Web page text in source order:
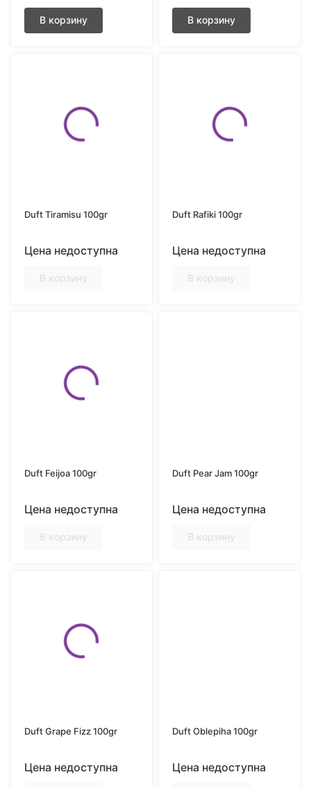
В корзину В корзину
Duft Tiramisu 100gr
Цена недоступна
В корзину
Duft Rafiki 100gr
Цена недоступна
В корзину
Duft Feijoa 100gr
Цена недоступна
В корзину
Duft Pear Jam 100gr
Цена недоступна
В корзину
Duft Grape Fizz 100gr
Цена недоступна
Duft Oblepiha 100gr
Цена недоступна